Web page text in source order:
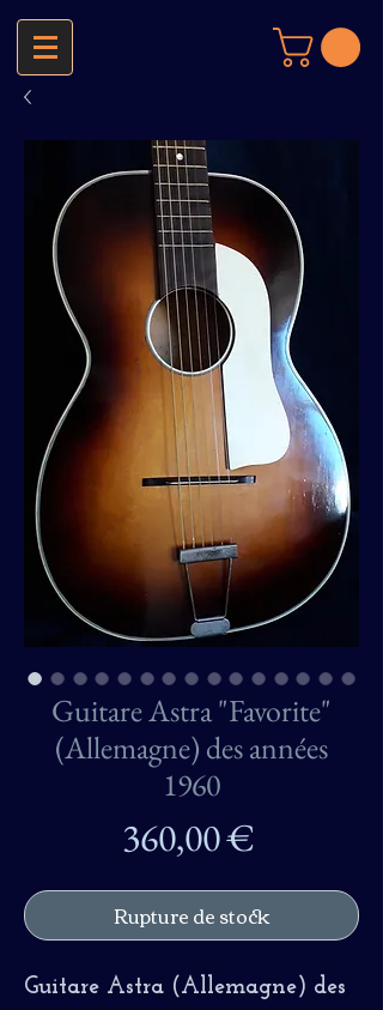
Guitare Astra "Favorite"
(Allemagne) des années
1960
360,00 €
Rupture de stock
Guitare Astra (Allemagne) des